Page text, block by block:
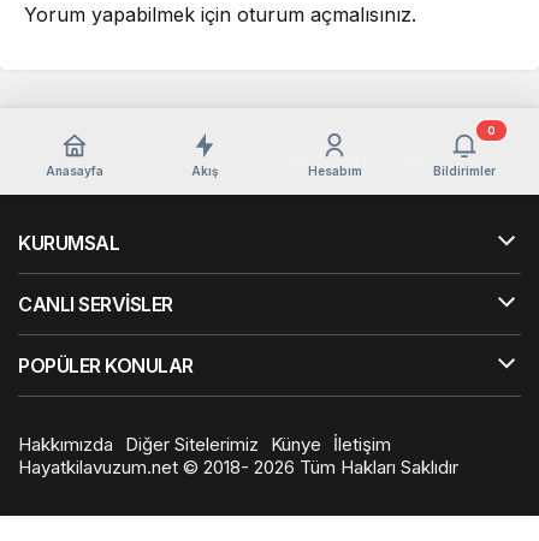
Yorum yapabilmek için oturum açmalısınız.
Anasayfa Akış Hesabım Bildirimler
0
KURUMSAL
CANLI SERVİSLER
POPÜLER KONULAR
Hakkımızda Diğer Sitelerimiz Künye
İletişim
Hayatkilavuzum.net © 2018- 2026 Tüm Hakları Saklıdır